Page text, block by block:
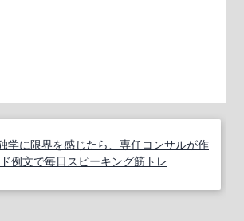
学に限界を感じたら、専任コンサルが作
例文で毎日スピーキング筋トレ